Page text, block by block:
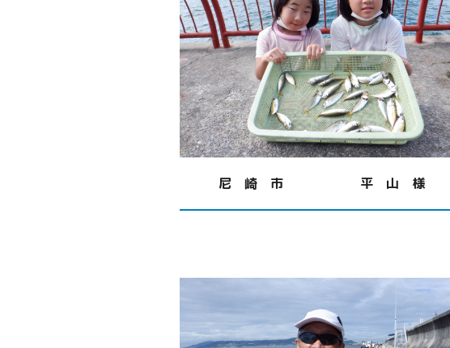
尼 崎 市 平 山 様